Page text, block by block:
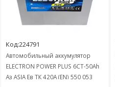
Код:224791
Автомобильный аккумулятор
ELECTRON POWER PLUS 6СТ-50Ah
Аз ASIA Ев ТК 420А (EN) 550 053